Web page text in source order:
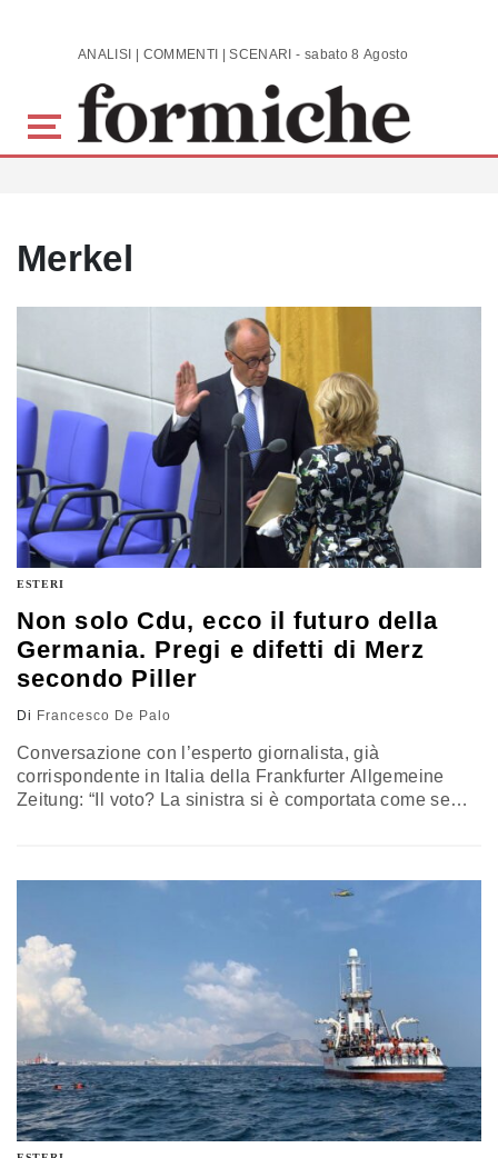
Skip to main content ANALISI | COMMENTI | SCENARI - sabato 8 Agosto 2026
Merkel
ESTERI
Non solo Cdu, ecco il futuro della
Germania. Pregi e difetti di Merz
secondo Piller
Di Francesco De Palo
Conversazione con l’esperto giornalista, già
corrispondente in Italia della Frankfurter Allgemeine
Zeitung: “Il voto? La sinistra si è comportata come se
rapporto debito-pil salirebbe dal 60 all’ 85%. Non mi
Finirebbe il sistema democratico, ma anche l’euro e
l’Unione europea”